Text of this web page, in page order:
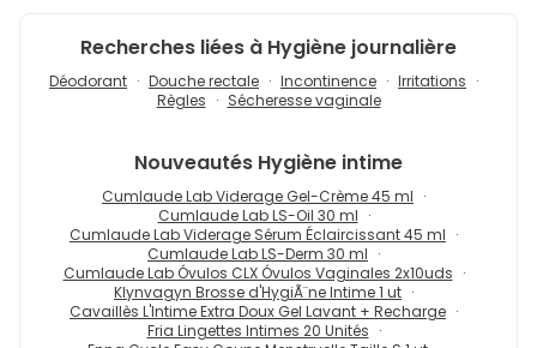
Recherches liées à Hygiène journalière
Déodorant Douche rectale Incontinence
Irritations
Règles
Sécheresse vaginale
Nouveautés Hygiène intime
Cumlaude Lab Viderage Gel-Crème 45 ml
Cumlaude Lab LS-Oil 30 ml
Cumlaude Lab Viderage Sérum Éclaircissant 45 ml
Cumlaude Lab LS-Derm 30 ml
Cumlaude Lab Óvulos CLX Óvulos Vaginales 2x10uds
Klynvagyn Brosse d'HygiÃ¨ne Intime 1 ut
Cavaillès L'Intime Extra Doux Gel Lavant + Recharge
Fria Lingettes Intimes 20 Unités